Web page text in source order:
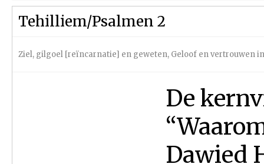
Tehilliem/Psalmen 2
Ziel, gilgoel [reïncarnatie] en geweten, Geloof en vertrouwen
De
Dawied